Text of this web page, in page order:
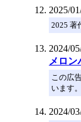
2025/
2025 著
2024/
メロン
この広
います。
2024/